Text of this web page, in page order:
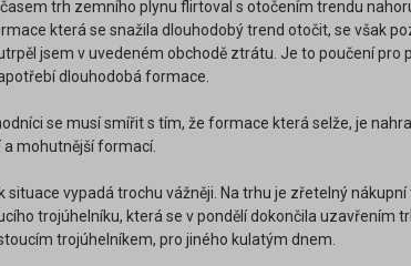
trh zemního plynu flirtoval s otočením trendu
která se snažila dlouhodobý trend otočit, se však
jsem v uvedeném obchodě ztrátu. Je to poučení pro
dlouhodobá formace.
se musí smířit s tím, že formace která selže, je
mohutnější formací.
situace vypadá trochu vážněji. Na trhu je zřetelný
trojúhelníku, která se v pondělí dokončila uzavřením
trojúhelníkem, pro jiného kulatým dnem.